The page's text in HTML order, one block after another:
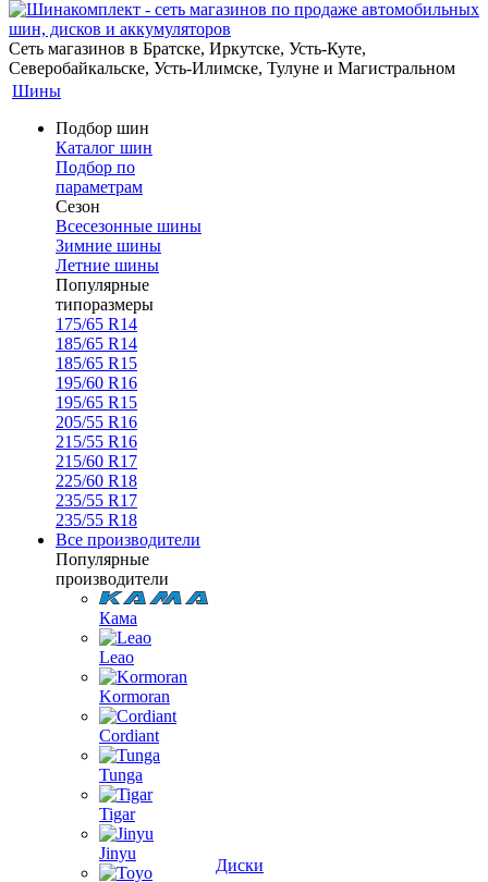
Сеть магазинов в Братске, Иркутске, Усть-Куте,
Северобайкальске, Усть-Илимске, Тулуне и Магистральном
Шины
Подбор шин
Каталог шин
Подбор по
параметрам
Сезон
Всесезонные шины
Зимние шины
Летние шины
Популярные
типоразмеры
175/65 R14
185/65 R14
185/65 R15
195/60 R16
195/65 R15
205/55 R16
215/55 R16
215/60 R17
225/60 R18
235/55 R17
235/55 R18
Все производители
Популярные
производители
Кама
Leao
Kormoran
Cordiant
Tunga
Tigar
Jinyu
Диски